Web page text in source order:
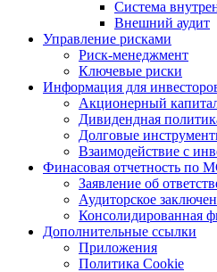
Система
Внешний аудит
Управление рисками
Риск-менеджмент
Ключевые риски
Информация для
Акционерный
Дивидендная
Долговые
Взаимодействие с
Финасовая отчетность по
Заявление об
Аудиторское
Консолидированная
Дополнительные ссылки
Приложения
Политика Cookie